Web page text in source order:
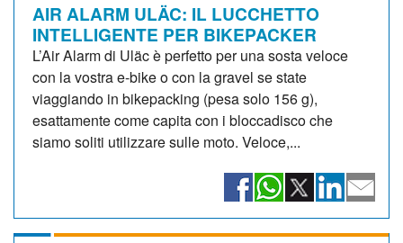
AIR ALARM ULÄC: IL LUCCHETTO
INTELLIGENTE PER BIKEPACKER
L’Air Alarm di Uläc è perfetto per una sosta veloce
con la vostra e-bike o con la gravel se state
viaggiando in bikepacking (pesa solo 156 g),
esattamente come capita con i bloccadisco che
siamo soliti utilizzare sulle moto. Veloce,...